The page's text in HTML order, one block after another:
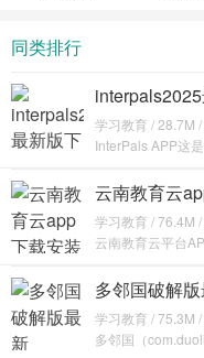
同类排行
学习教育 / 28.7M
InterPals APP这
云南教育云
v30.0.47
学习教育 / 76.4M
云南教育云平台
多邻国破解
学习教育 / 75.3M
多邻国（